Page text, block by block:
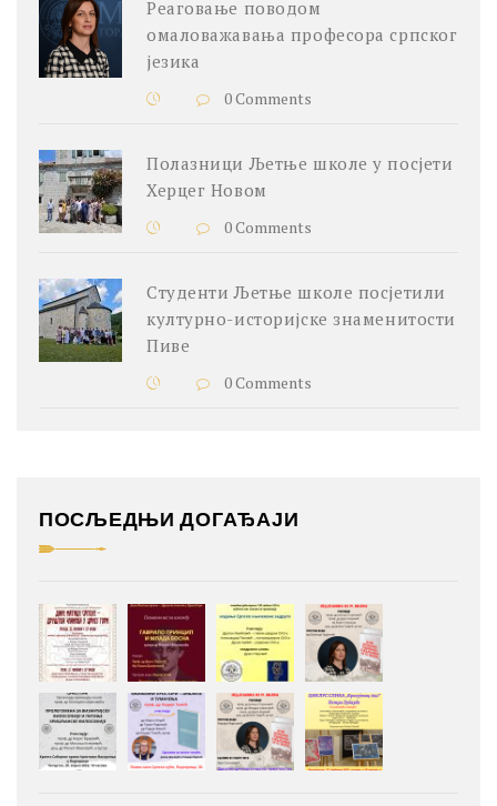
Реаговање поводом
омаловажавања професора српског
језика
0 Comments
Полазници Љетње школе у посјети
Херцег Новом
0 Comments
Студенти Љетње школе посјетили
културно-историјске знаменитости
Пиве
0 Comments
ПОСЉЕДЊИ ДОГАЂАЈИ